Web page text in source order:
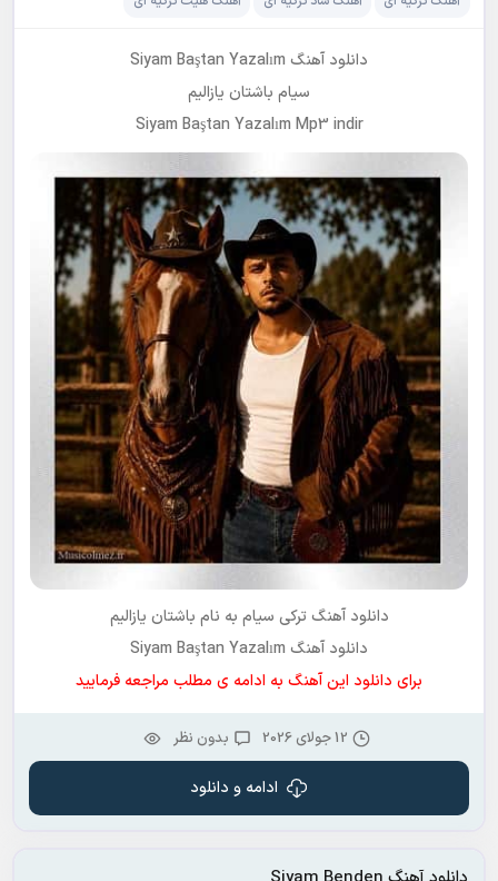
دانلود آهنگ Siyam Baştan Yazalım
سیام باشتان یازالیم
Siyam Baştan Yazalım Mp3 indir
دانلود آهنگ ترکی سیام به نام باشتان یازالیم
دانلود آهنگ Siyam Baştan Yazalım
برای دانلود این آهنگ به ادامه ی مطلب مراجعه فرمایید
12 جولای 2026 بدون نظر
ادامه و دانلود